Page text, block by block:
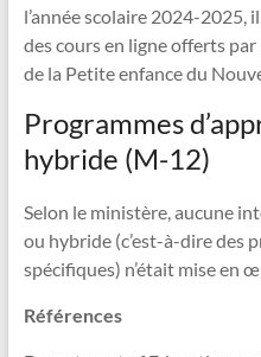
l’année scolaire 2024-2025,
des cours en ligne offerts
de la Petite enfance du
Programmes
hybride (M-12)
Selon le ministère, aucune
ou hybride (c’est-à-dire des
spécifiques) n’était mise en
Références